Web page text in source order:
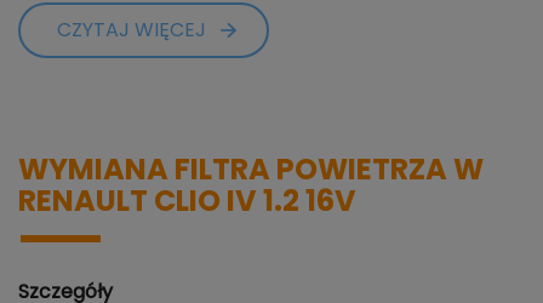
CZYTAJ WIĘCEJ
WYMIANA FILTRA POWIETRZA W
RENAULT CLIO IV 1.2 16V
Szczegóły